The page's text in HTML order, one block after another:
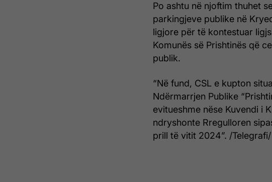
Po ashtu në njoftim thuhet
parkingjeve publike në
ligjore për të kontestuar
Komunës së Prishtinës që
publik.
“Në fund, CSL e kupton
Ndërmarrjen Publike
evitueshme nëse Kuvendi i
ndryshonte Rregulloren
prill të vitit 2024”. /Telegrafi/